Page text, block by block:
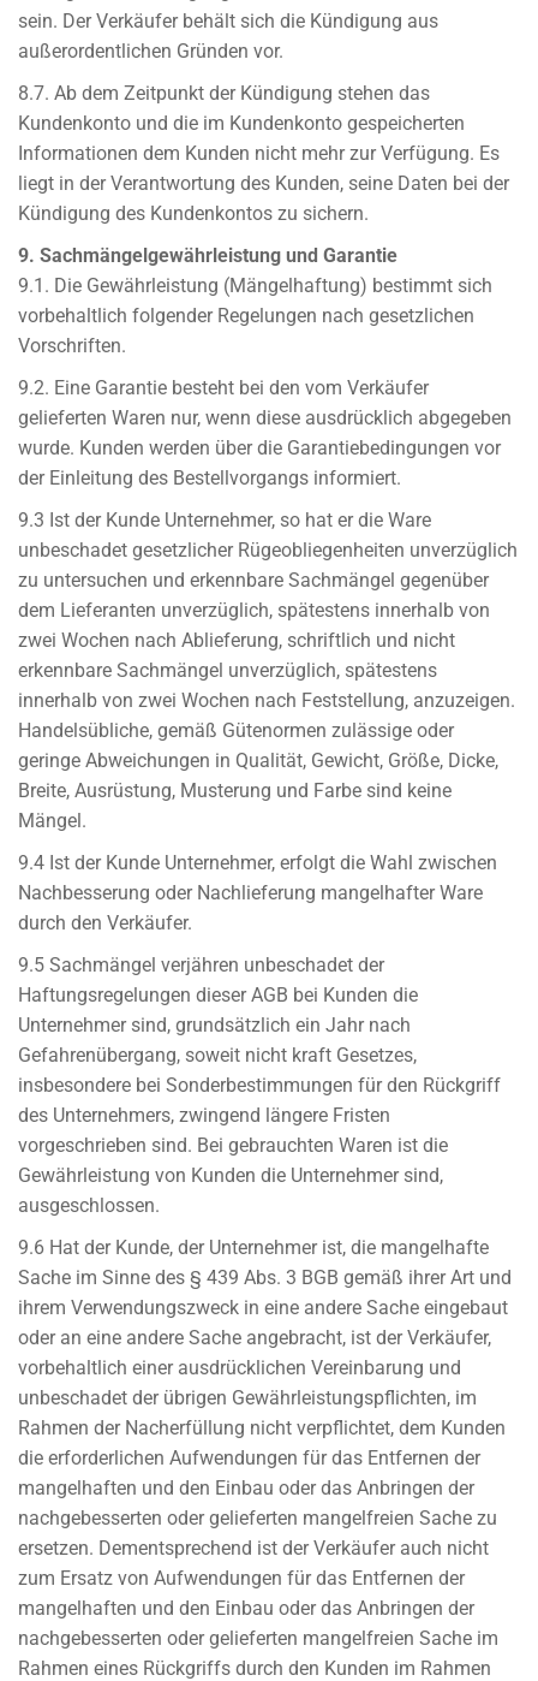
sein. Der Verkäufer behält sich die Kündigung aus
außerordentlichen Gründen vor.
8.7. Ab dem Zeitpunkt der Kündigung stehen das
Kundenkonto und die im Kundenkonto gespeicherten
Informationen dem Kunden nicht mehr zur Verfügung. Es
liegt in der Verantwortung des Kunden, seine Daten bei der
Kündigung des Kundenkontos zu sichern.
9. Sachmängelgewährleistung und Garantie
9.1. Die Gewährleistung (Mängelhaftung) bestimmt sich
vorbehaltlich folgender Regelungen nach gesetzlichen
Vorschriften.
9.2. Eine Garantie besteht bei den vom Verkäufer
gelieferten Waren nur, wenn diese ausdrücklich abgegeben
wurde. Kunden werden über die Garantiebedingungen vor
der Einleitung des Bestellvorgangs informiert.
9.3 Ist der Kunde Unternehmer, so hat er die Ware
unbeschadet gesetzlicher Rügeobliegenheiten unverzüglich
zu untersuchen und erkennbare Sachmängel gegenüber
dem Lieferanten unverzüglich, spätestens innerhalb von
zwei Wochen nach Ablieferung, schriftlich und nicht
erkennbare Sachmängel unverzüglich, spätestens
innerhalb von zwei Wochen nach Feststellung, anzuzeigen.
Handelsübliche, gemäß Gütenormen zulässige oder
geringe Abweichungen in Qualität, Gewicht, Größe, Dicke,
Breite, Ausrüstung, Musterung und Farbe sind keine
Mängel.
9.4 Ist der Kunde Unternehmer, erfolgt die Wahl zwischen
Nachbesserung oder Nachlieferung mangelhafter Ware
durch den Verkäufer.
9.5 Sachmängel verjähren unbeschadet der
Haftungsregelungen dieser AGB bei Kunden die
Unternehmer sind, grundsätzlich ein Jahr nach
Gefahrenübergang, soweit nicht kraft Gesetzes,
insbesondere bei Sonderbestimmungen für den Rückgriff
des Unternehmers, zwingend längere Fristen
vorgeschrieben sind. Bei gebrauchten Waren ist die
Gewährleistung von Kunden die Unternehmer sind,
ausgeschlossen.
9.6 Hat der Kunde, der Unternehmer ist, die mangelhafte
Sache im Sinne des § 439 Abs. 3 BGB gemäß ihrer Art und
ihrem Verwendungszweck in eine andere Sache eingebaut
oder an eine andere Sache angebracht, ist der Verkäufer,
vorbehaltlich einer ausdrücklichen Vereinbarung und
unbeschadet der übrigen Gewährleistungspflichten, im
Rahmen der Nacherfüllung nicht verpflichtet, dem Kunden
die erforderlichen Aufwendungen für das Entfernen der
mangelhaften und den Einbau oder das Anbringen der
nachgebesserten oder gelieferten mangelfreien Sache zu
ersetzen. Dementsprechend ist der Verkäufer auch nicht
zum Ersatz von Aufwendungen für das Entfernen der
mangelhaften und den Einbau oder das Anbringen der
nachgebesserten oder gelieferten mangelfreien Sache im
Rahmen eines Rückgriffs durch den Kunden im Rahmen